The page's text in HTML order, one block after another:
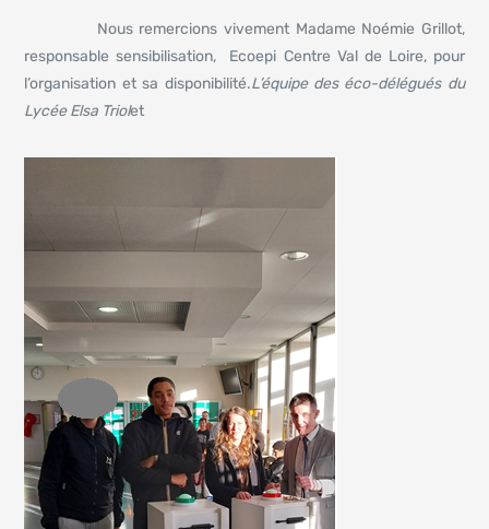
Nous remercions vivement Madame Noémie Grillot,
responsable sensibilisation, Ecoepi Centre Val de Loire, pour
l’organisation et sa disponibilité.L’équipe des éco-délégués du
Lycée Elsa Triolet